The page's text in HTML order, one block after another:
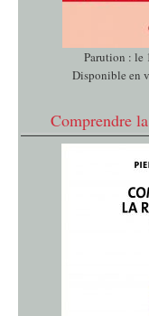
Parution : le
Disponible en
Comprendre